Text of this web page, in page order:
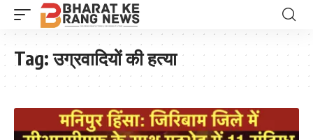
Tag:उग्रवादियों की हत्या